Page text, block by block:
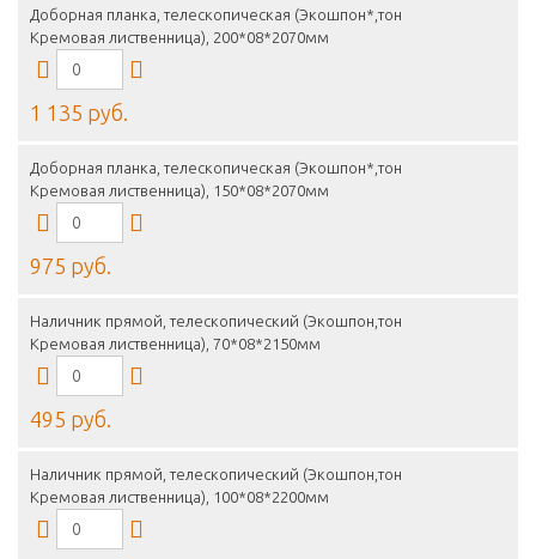
Доборная планка, телескопическая (Экошпон*,тон
Кремовая лиственница), 200*08*2070мм
1 135 руб.
Доборная планка, телескопическая (Экошпон*,тон
Кремовая лиственница), 150*08*2070мм
975 руб.
Наличник прямой, телескопический (Экошпон,тон
Кремовая лиственница), 70*08*2150мм
495 руб.
Наличник прямой, телескопический (Экошпон,тон
Кремовая лиственница), 100*08*2200мм